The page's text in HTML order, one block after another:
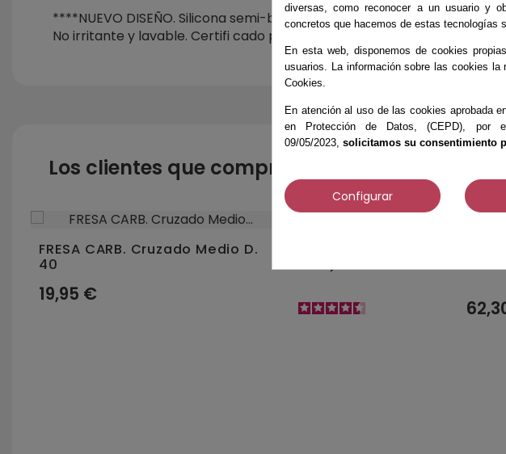
****NUEVO DISEÑO. Silicona semi-blanda de dos componentes muy
No irritante y lavable. Certifi cado para contacto con la piel según NF EN
Los clientes que compraron este producto
diversas, como reconocer a un usuario y
concretos que hacemos de estas tecnologías
En esta web, disponemos de cookies
usuarios. La información sobre las cookies la
Cookies.
En atención al uso de las cookies aprobada
en Protección de Datos, (CEPD), por el
09/05/2023, solicitamos su consentimiento
Configurar